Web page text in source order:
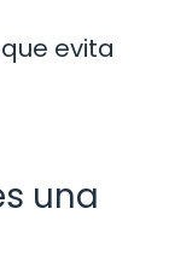
evita
una